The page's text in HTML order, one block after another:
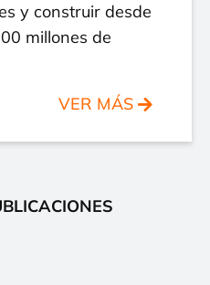
y construir desde
millones de
VER MÁS